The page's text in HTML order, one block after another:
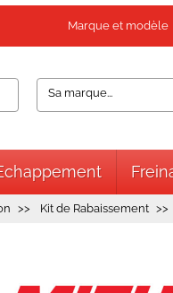
Marque et modèle
Sa marque...
Kit de Rabaissement